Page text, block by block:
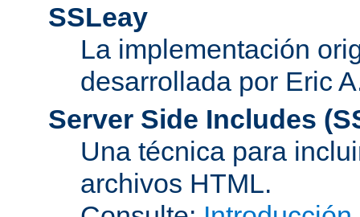
SSLeay
La implementación
desarrollada por Eric
Server Side Includes
Una técnica para
archivos HTML.